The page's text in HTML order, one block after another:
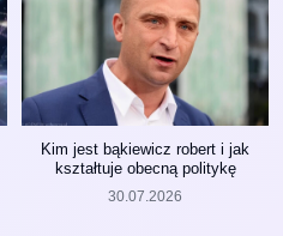
Kim jest bąkiewicz robert i jak
kształtuje obecną politykę
30.07.2026